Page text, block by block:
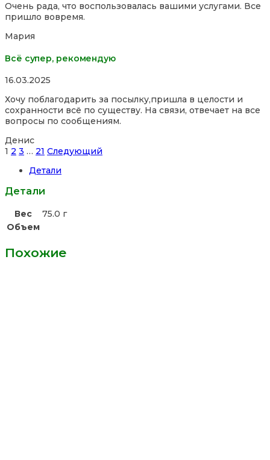
out
of
Очень рада, что воспользовалась вашими услугами. Все
пришло вовремя.
Мария
Всё супер, рекомендую
Rated
out
of
5
16.03.2025
Хочу поблагодарить за посылку,пришла в целости и
сохранности всё по существу. На связи, отвечает на все
вопросы по сообщениям.
Денис
Site
Reviews
Страница
1 Страница
2 Страница
3 … Страница
21 Следующий
Детали
Детали
Вес
75.0 г
Объем
Похожие